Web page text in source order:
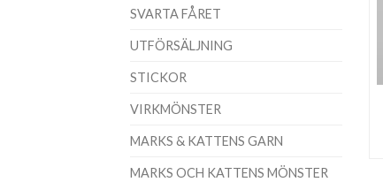
SVARTA FÅRET
UTFÖRSÄLJNING
STICKOR
VIRKMÖNSTER
MARKS & KATTENS GARN
MARKS OCH KATTENS MÖNSTER